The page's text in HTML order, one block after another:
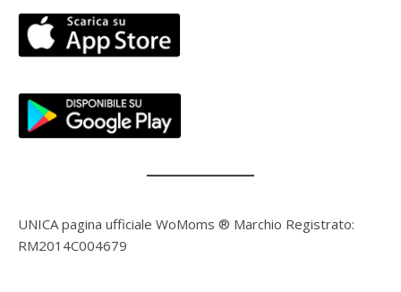
UNICA pagina ufficiale WoMoms ® Marchio Registrato:
RM2014C004679